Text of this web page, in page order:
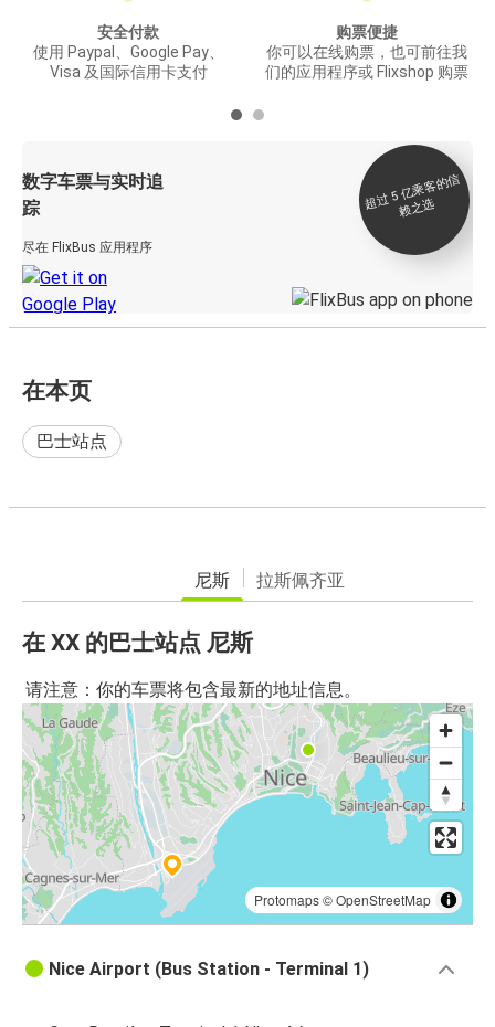
安全付款
使用 Paypal、Google Pay、
Visa 及国际信用卡支付
购票便捷
你可以在线购票，也可前往我
们的应用程序或 Flixshop 购票
数字车票与实时追
踪
尽在 FlixBus 应用程序
超
过 5
亿
乘
客
的
信
赖
之
选
在本页
巴士站点
尼斯 拉斯佩齐亚
在 XX 的巴士站点 尼斯
请注意：你的车票将包含最新的地址信息。
Protomaps©OpenStreetMap
Nice Airport (Bus Station - Terminal 1)